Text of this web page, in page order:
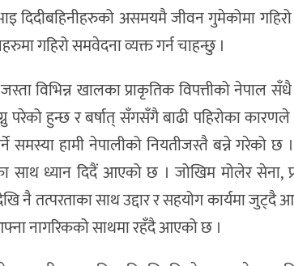
दिदीबहिनीहरुको असमयमै जीवन गुमेकोमा
गहिरो समवेदना व्यक्त गर्न चाहन्छु ।
विभिन्न खालका प्राकृतिक विपत्तीको नेपाल
हुन्छ र बर्षात् सँगसँगै बाढी पहिरोका कारणले
समस्या हामी नेपालीको नियतीजस्तै बन्ने गरेको
साथ ध्यान दिदैं आएको छ । जोखिम मोलेर सेना,
नै तत्परताका साथ उद्दार र सहयोग कार्यमा जुट्दै
नागरिकको साथमा रहँदै आएको छ ।